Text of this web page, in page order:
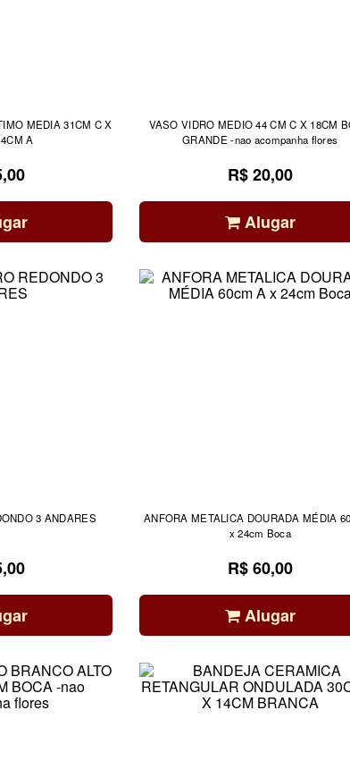
MEDIA 31CM C X
A
VASO VIDRO MEDIO 44 CM C X 18CM
GRANDE -nao acompanha flores
R$ 20,00
Alugar
3 ANDARES
ANFORA METALICA DOURADA MÉDIA
x 24cm Boca
R$ 60,00
Alugar